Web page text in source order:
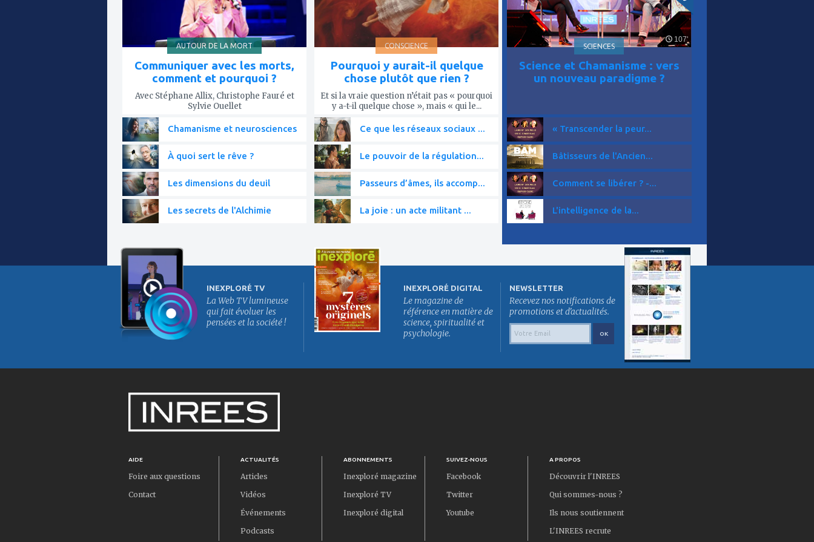
AUTOUR DE LA MORT
Communiquer avec les morts,
comment et pourquoi ?
Avec Stéphane Allix, Christophe Fauré et
Sylvie Ouellet
Chamanisme et neurosciences
À quoi sert le rêve ?
Les dimensions du deuil
Les secrets de l'Alchimie
CONSCIENCE
Pourquoi y aurait-il quelque
chose plutôt que rien ?
Et si la vraie question n’était pas « pourquoi
y a-t-il quelque chose », mais « qui le...
Ce que les réseaux sociaux ...
Le pouvoir de la régulation...
Passeurs d’âmes, ils accomp...
La joie : un acte militant ...
107'
SCIENCES
Science et Chamanisme : vers
un nouveau paradigme ?
« Transcender la peur...
Bâtisseurs de l'Ancien...
Comment se libérer ? -...
L'intelligence de la...
INEXPLORÉ TV
La Web TV lumineuse
qui fait évoluer les
pensées et la société !
INEXPLORÉ DIGITAL
Le magazine de
référence en matière de
science, spiritualité et
psychologie.
NEWSLETTER
Recevez nos notifications de
promotions et d'actualités.
AIDE
Foire aux questions
Contact
ACTUALITÉS
Articles
Vidéos
Événements
Podcasts
ABONNEMENTS
Inexploré magazine
Inexploré TV
Inexploré digital
SUIVEZ-NOUS
Facebook
Twitter
Youtube
A PROPOS
Découvrir l'INREES
Qui sommes-nous ?
Ils nous soutiennent
L'INREES recrute